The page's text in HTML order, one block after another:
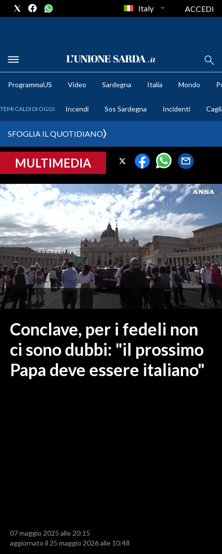
METEO
CRONACA SARDEGNA
PROVINCIA DI CAGLIARI
SULCIS IGLESIENTE
MEDIO CAMPIDANO
ORISTANO E PROVINCIA
SASSARI E PROVINCIA
GALLURA
NUORO E PROVINCIA
OGLIASTRA
ITALIA
MONDO
RISULTATI E CLASSIFICHE
Italy ACCEDI
ProgrammaUS Video Sardegna Italia Mondo
TEMI CALDI DI OGGI: Incendi Sos Sardegna Incidenti
SFOGLIA IL QUOTIDIANO
MULTIMEDIA
Conclave, per i fedeli non
ci sono dubbi: "il prossimo
Papa deve essere italiano"
07 maggio 2025 alle 20:15
aggiornato il 25 maggio 2026 alle 10:48